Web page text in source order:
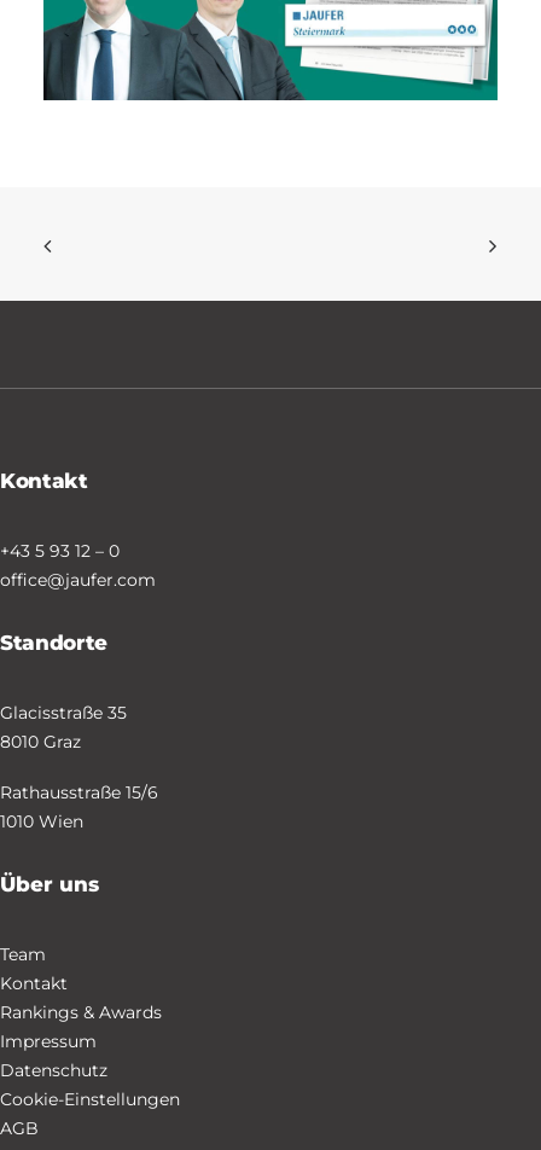
Kontakt
+43 5 93 12 – 0
office@jaufer.com
Standorte
Glacisstraße 35
8010 Graz
Rathausstraße 15/6
1010 Wien
Über uns
Team
Kontakt
Rankings & Awards
Impressum
Datenschutz
Cookie-Einstellungen
AGB